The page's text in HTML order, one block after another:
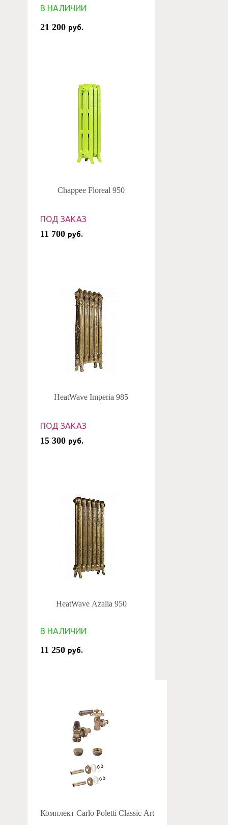
В НАЛИЧИИ
21 200 руб.
Chappee Floreal 950
ПОД ЗАКАЗ
11 700 руб.
HeatWave Imperia 985
ПОД ЗАКАЗ
15 300 руб.
HeatWave Azalia 950
В НАЛИЧИИ
11 250 руб.
Комплект Carlo Poletti Classic Art